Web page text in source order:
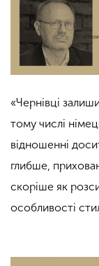
«Чернівці
тому числі
відношенні
глибше,
скоріше як
особливості